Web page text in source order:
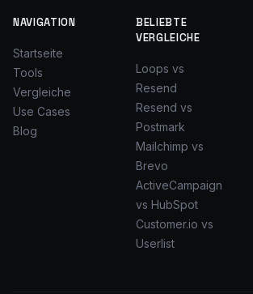
NAVIGATION
Startseite
Tools
Vergleiche
Use Cases
Blog
BELIEBTE
VERGLEICHE
Loops vs
Resend
Resend vs
Postmark
Mailchimp vs
Brevo
ActiveCampaign
vs HubSpot
Customer.io vs
Userlist